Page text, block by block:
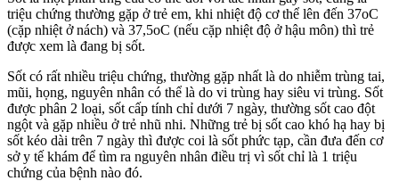
triệu chứng thường gặp ở trẻ em, khi nhiệt độ cơ thể lên đến 37oC
(cặp nhiệt ở nách) và 37,5oC (nếu cặp nhiệt độ ở hậu môn) thì trẻ
được xem là đang bị sốt.
Sốt có rất nhiều triệu chứng, thường gặp nhất là do nhiễm trùng tai,
mũi, họng, nguyên nhân có thể là do vi trùng hay siêu vi trùng. Sốt
được phân 2 loại, sốt cấp tính chỉ dưới 7 ngày, thường sốt cao đột
ngột và gặp nhiều ở trẻ nhũ nhi. Những trẻ bị sốt cao khó hạ hay bị
sốt kéo dài trên 7 ngày thì được coi là sốt phức tạp, cần đưa đến cơ
sở y tế khám để tìm ra nguyên nhân điều trị vì sốt chỉ là 1 triệu
chứng của bệnh nào đó.